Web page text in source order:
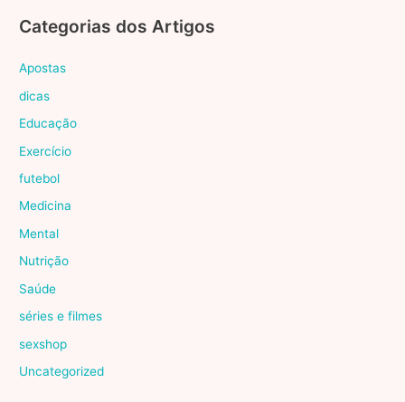
Categorias dos Artigos
Apostas
dicas
Educação
Exercício
futebol
Medicina
Mental
Nutrição
Saúde
séries e filmes
sexshop
Uncategorized